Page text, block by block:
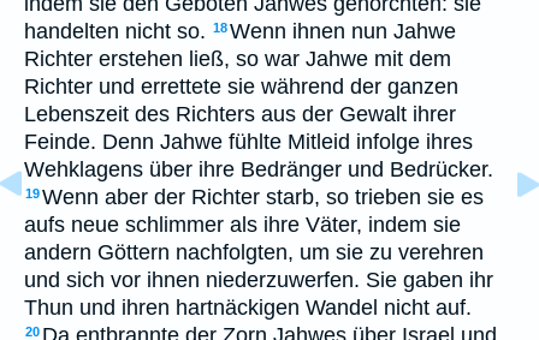
handelten nicht so. 18Wenn ihnen nun Jahwe
Richter erstehen ließ, so war Jahwe mit dem
Richter und errettete sie während der ganzen
Lebenszeit des Richters aus der Gewalt ihrer
Feinde. Denn Jahwe fühlte Mitleid infolge ihres
Wehklagens über ihre Bedränger und Bedrücker.
19Wenn aber der Richter starb, so trieben sie es
aufs neue schlimmer als ihre Väter, indem sie
andern Göttern nachfolgten, um sie zu verehren
und sich vor ihnen niederzuwerfen. Sie gaben ihr
Thun und ihren hartnäckigen Wandel nicht auf.
20 Da entbrannte der Zorn Jahwes über Israel und